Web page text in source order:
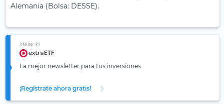
Alemania (Bolsa: DESSE).
ANUNCIO
La mejor newsletter para tus inversiones
¡Regístrate ahora gratis!